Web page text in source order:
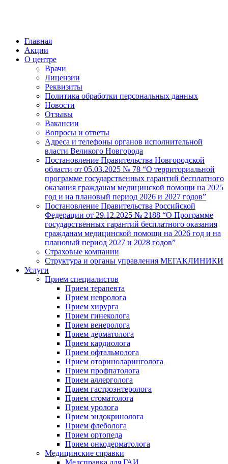
Главная
Акции
О центре
Врачи
Лицензии
Реквизиты
Политика обработки персональных данных
Новости
Отзывы
Вакансии
Вопросы и ответы
Адреса и телефоны органов исполнительной
власти Великого Новгорода
Постановление Правительства Новгородской
области от 05.03.2025 № 78 “О территориальной
программе государственных гарантий бесплатного
оказания гражданам медицинской помощи на 2025
год и на плановый период 2026 и 2027 годов”
Постановление Правительства Российской
Федерации от 29.12.2025 № 2188 “О Программе
государственных гарантий бесплатного оказания
гражданам медицинской помощи на 2026 год и на
плановый период 2027 и 2028 годов”
Страховые компании
Структура и органы управления МЕГАКЛИНИКИ
Услуги
Прием специалистов
Прием терапевта
Прием невролога
Прием хирурга
Прием гинеколога
Прием венеролога
Прием дерматолога
Прием кардиолога
Прием офтальмолога
Прием оториноларинголога
Прием профпатолога
Прием аллерголога
Прием гастроэнтеролога
Прием стоматолога
Прием уролога
Прием эндокринолога
Прием флеболога
Прием ортопеда
Прием онкодерматолога
Медицинские справки